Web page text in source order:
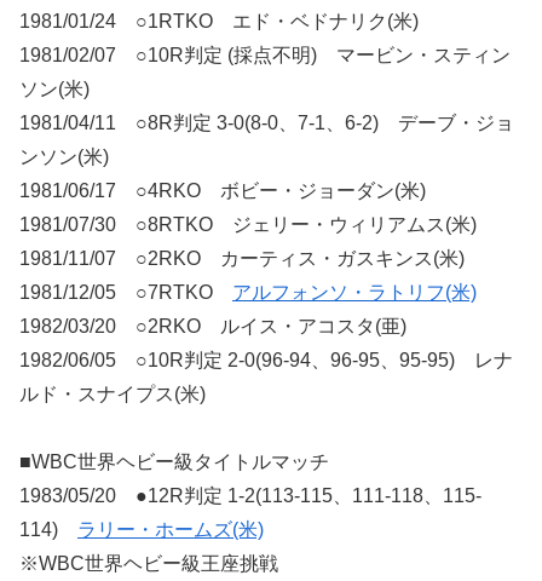
1981/01/24 ○1RTKO エド・ベドナリク(米)
1981/02/07 ○10R判定 (採点不明) マービン・スティン
ソン(米)
1981/04/11 ○8R判定 3-0(8-0、7-1、6-2) デーブ・ジョ
ンソン(米)
1981/06/17 ○4RKO ボビー・ジョーダン(米)
1981/07/30 ○8RTKO ジェリー・ウィリアムス(米)
1981/11/07 ○2RKO カーティス・ガスキンス(米)
1981/12/05 ○7RTKO アルフォンソ・ラトリフ(米)
1982/03/20 ○2RKO ルイス・アコスタ(亜)
1982/06/05 ○10R判定 2-0(96-94、96-95、95-95) レナ
ルド・スナイプス(米)
■WBC世界ヘビー級タイトルマッチ
1983/05/20 ●12R判定 1-2(113-115、111-118、115-
114) ラリー・ホームズ(米)
※WBC世界ヘビー級王座挑戦